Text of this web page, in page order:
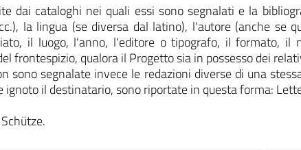
dai cataloghi nei quali essi sono segnalati e la
la lingua (se diversa dal latino), l'autore (anche se
il luogo, l'anno, l'editore o tipografo, il formato, il
frontespizio, qualora il Progetto sia in possesso dei
sono segnalate invece le redazioni diverse di una
il destinatario, sono riportate in questa forma: